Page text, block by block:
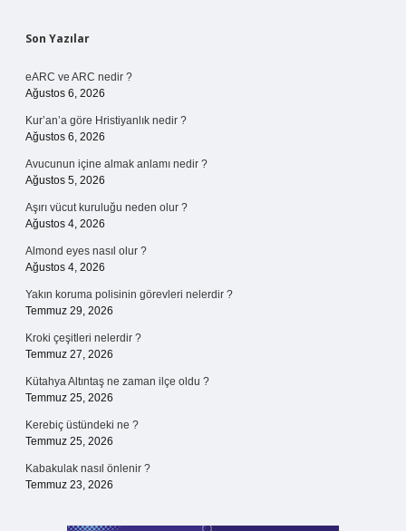
Sidebar
Son Yazılar
eARC ve ARC nedir ?
Ağustos 6, 2026
Kur’an’a göre Hristiyanlık nedir ?
Ağustos 6, 2026
Avucunun içine almak anlamı nedir ?
Ağustos 5, 2026
Aşırı vücut kuruluğu neden olur ?
Ağustos 4, 2026
Almond eyes nasıl olur ?
Ağustos 4, 2026
Yakın koruma polisinin görevleri nelerdir ?
Temmuz 29, 2026
Kroki çeşitleri nelerdir ?
Temmuz 27, 2026
Kütahya Altıntaş ne zaman ilçe oldu ?
Temmuz 25, 2026
Kerebiç üstündeki ne ?
Temmuz 25, 2026
Kabakulak nasıl önlenir ?
Temmuz 23, 2026